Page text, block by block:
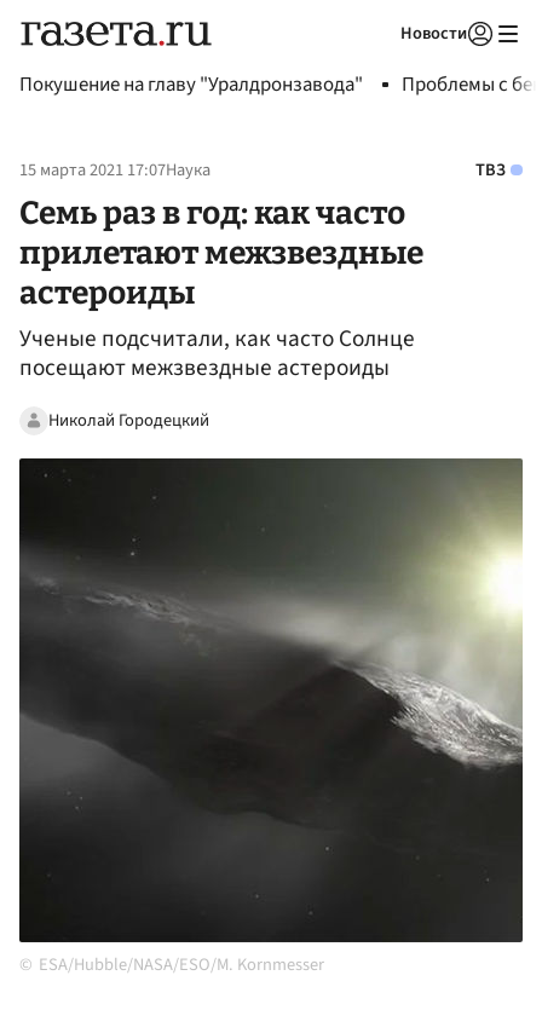
Новости
Покушение на главу "Уралдронзавода" Проблемы с
15 марта 2021 17:07Наука ТВЗ
Семь раз в год: как часто
прилетают межзвездные
астероиды
Ученые подсчитали, как часто Солнце
посещают межзвездные астероиды
Николай Городецкий
ESA/Hubble/NASA/ESO/M. Kornmesser